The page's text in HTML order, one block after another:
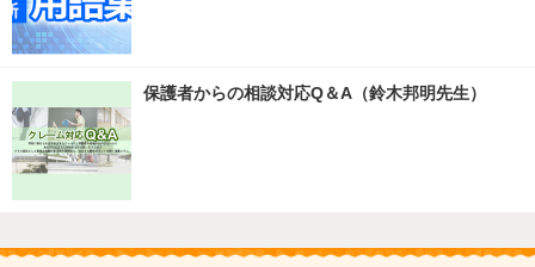
保護者からの相談対応Q＆A（鈴木邦明先生）